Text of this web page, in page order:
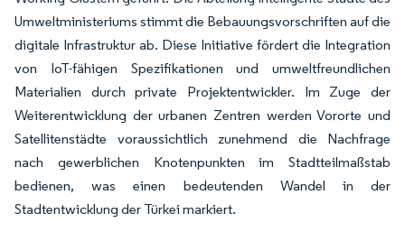
Umweltministeriums stimmt die Bebauungsvorschriften auf die
digitale Infrastruktur ab. Diese Initiative fördert die Integration
von IoT-fähigen Spezifikationen und umweltfreundlichen
Materialien durch private Projektentwickler. Im Zuge der
Weiterentwicklung der urbanen Zentren werden Vororte und
Satellitenstädte voraussichtlich zunehmend die Nachfrage
nach gewerblichen Knotenpunkten im Stadtteilmaßstab
bedienen, was einen bedeutenden Wandel in der
Stadtentwicklung der Türkei markiert.